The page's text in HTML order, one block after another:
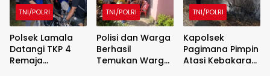
TNI/POLRI
Polsek Lamala
Datangi TKP 4
Remaja
TNI/POLRI
Polisi dan Warga
Berhasil
Temukan Warga
TNI/POLRI
Kapolsek
Pagimana Pimpin
Atasi Kebakaran